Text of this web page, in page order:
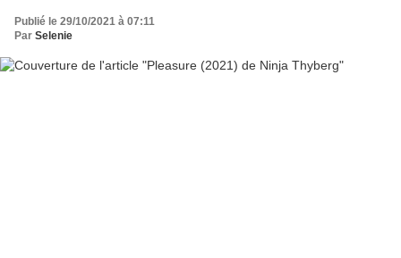
Publié le 29/10/2021 à 07:11
Par Selenie